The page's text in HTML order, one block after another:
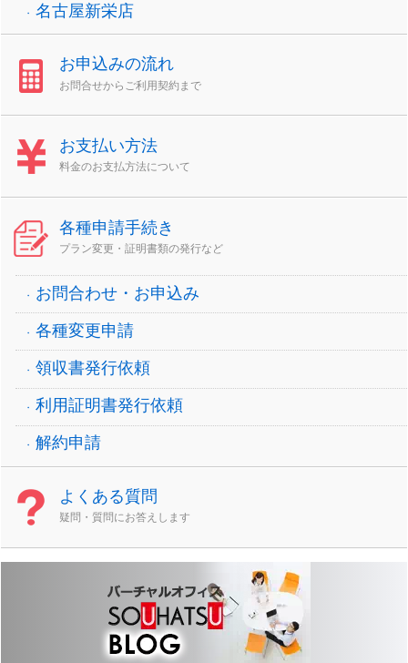
名古屋新栄店
お申込みの流れ
お問合せからご利用契約まで
お支払い方法
料金のお支払方法について
各種申請手続き
プラン変更・証明書類の発行など
お問合わせ・お申込み
各種変更申請
領収書発行依頼
利用証明書発行依頼
解約申請
よくある質問
疑問・質問にお答えします